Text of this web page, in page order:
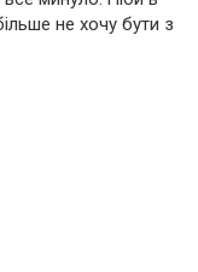
не хочу бути з